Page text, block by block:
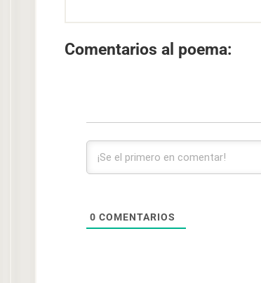
Comentarios al poema:
0 COMENTARIOS